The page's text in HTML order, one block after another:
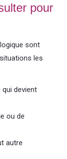
pour
sont
les
qui devient
ou de
autre